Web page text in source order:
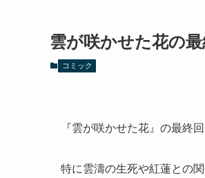
雲が咲かせた花の
コミック
『雲が咲かせた花』の最終
特に雲濤の生死や紅蓮との